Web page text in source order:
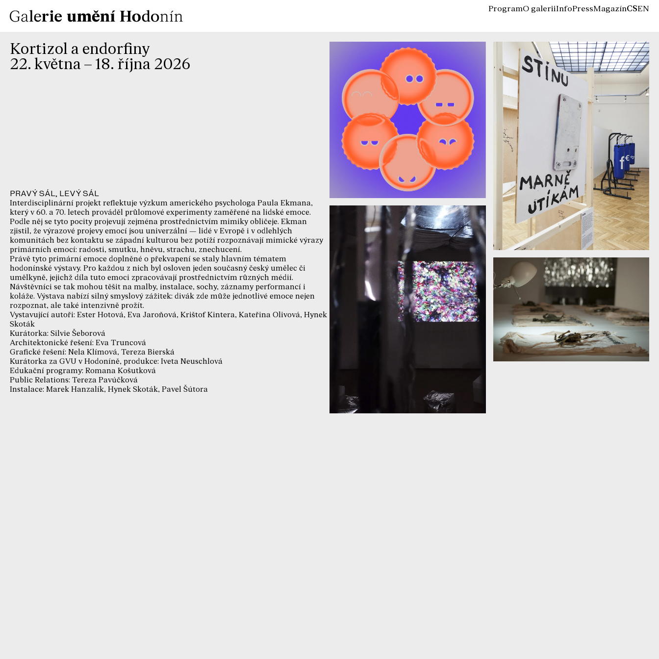
ProgramO galeriiInfoPressMagazínCSEN
Kortizol a endorfiny
22. května – 18. října 2026
PRAVÝ SÁL, LEVÝ SÁL
Interdisciplinární projekt reflektuje výzkum amerického psychologa Paula Ekmana,
který v 60. a 70. letech prováděl průlomové experimenty zaměřené na lidské emoce.
Podle něj se tyto pocity projevují zejména prostřednictvím mimiky obličeje. Ekman
zjistil, že výrazové projevy emocí jsou univerzální — lidé v Evropě i v odlehlých
komunitách bez kontaktu se západní kulturou bez potíží rozpoznávají mimické výrazy
primárních emocí: radosti, smutku, hněvu, strachu, znechucení.
Právě tyto primární emoce doplněné o překvapení se staly hlavním tématem
hodonínské výstavy. Pro každou z nich byl osloven jeden současný český umělec či
umělkyně, jejichž díla tuto emoci zpracovávají prostřednictvím různých médií.
Návštěvníci se tak mohou těšit na malby, instalace, sochy, záznamy performancí i
koláže. Výstava nabízí silný smyslový zážitek: divák zde může jednotlivé emoce nejen
rozpoznat, ale také intenzivně prožít.
Vystavující autoři: Ester Hotová, Eva Jaroňová, Krištof Kintera, Kateřina Olivová, Hynek
Skoták
Kurátorka: Silvie Šeborová
Architektonické řešení: Eva Truncová
Grafické řešení: Nela Klímová, Tereza Bierská
Kurátorka za GVU v Hodoníně, produkce: Iveta Neuschlová
Edukační programy: Romana Košutková
Public Relations: Tereza Pavúčková
Instalace: Marek Hanzalík, Hynek Skoták, Pavel Šútora